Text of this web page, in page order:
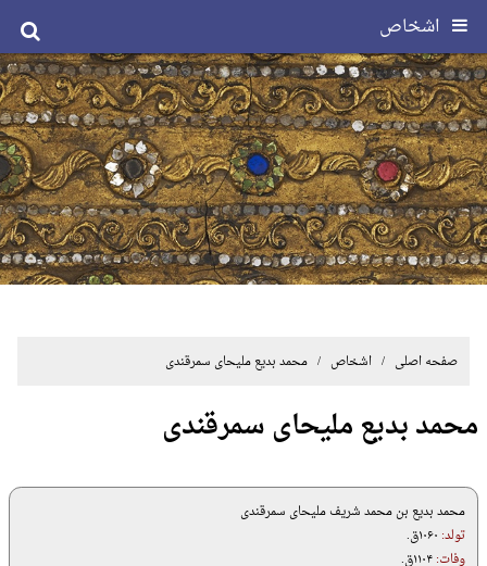
اشخاص
صفحه اصلی / اشخاص / محمد بدیع ملیحای سمرقندی
محمد بدیع ملیحای سمرقندی
محمد بدیع بن محمد شریف ملیحای سمرقندی
تولد:
وفات:۱۱۰۴ق.